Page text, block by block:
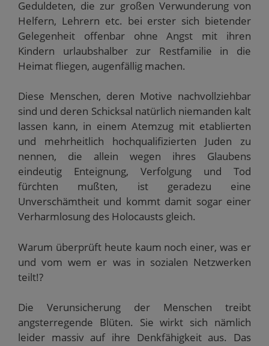
Geduldeten, die zur großen Verwunderung von
Helfern, Lehrern etc. bei erster sich bietender
Gelegenheit offenbar ohne Angst mit ihren
Kindern urlaubshalber zur Restfamilie in die
Heimat fliegen, augenfällig machen.
Diese Menschen, deren Motive nachvollziehbar
sind und deren Schicksal natürlich niemanden kalt
lassen kann, in einem Atemzug mit etablierten
und mehrheitlich hochqualifizierten Juden zu
nennen, die allein wegen ihres Glaubens
eindeutig Enteignung, Verfolgung und Tod
fürchten mußten, ist geradezu eine
Unverschämtheit und kommt damit sogar einer
Verharmlosung des Holocausts gleich.
Warum überprüft heute kaum noch einer, was er
und vom wem er was in sozialen Netzwerken
teilt!?
Die Verunsicherung der Menschen treibt
angsterregende Blüten. Sie wirkt sich nämlich
leider massiv auf ihre Denkfähigkeit aus. Das